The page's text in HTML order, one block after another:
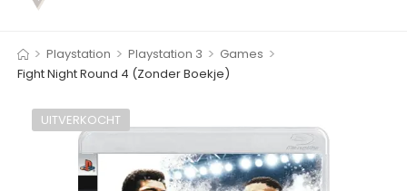
> Playstation > Playstation 3 > Games >
Fight Night Round 4 (Zonder Boekje)
UITVERKOCHT